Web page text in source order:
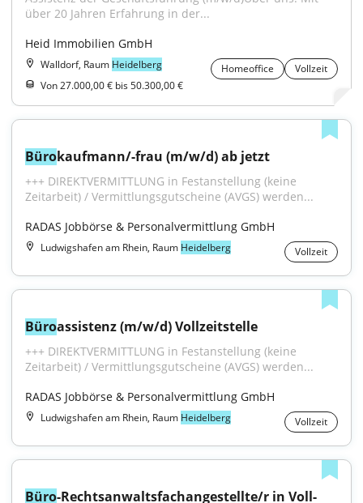
über 20 Jahren Erfahrung in der...
Heid Immobilien GmbH
Walldorf, Raum Heidelberg Homeoffice
Vollzeit
Von 27.000,00 € bis 50.300,00 €
Bürokaufmann/-frau (m/w/d) ab jetzt
+++ DIREKTVERMITTLUNG in Festanstellung (keine
Zeitarbeit) / Vermittlungsgutscheine (AVGS) werden...
RADAS Jobbörse & Personalvermittlung GmbH
Ludwigshafen am Rhein, Raum Heidelberg Vollzeit
Büroassistenz (m/w/d) Vollzeitstelle
+++ DIREKTVERMITTLUNG in Festanstellung (keine
Zeitarbeit) / Vermittlungsgutscheine (AVGS) werden...
RADAS Jobbörse & Personalvermittlung GmbH
Ludwigshafen am Rhein, Raum Heidelberg Vollzeit
Büro-Rechtsanwaltsfachangestellte/r in Voll-